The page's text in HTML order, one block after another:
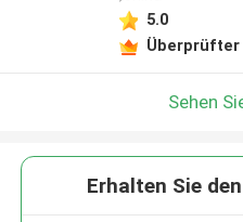
5.0
Sehen
Erhalten Sie